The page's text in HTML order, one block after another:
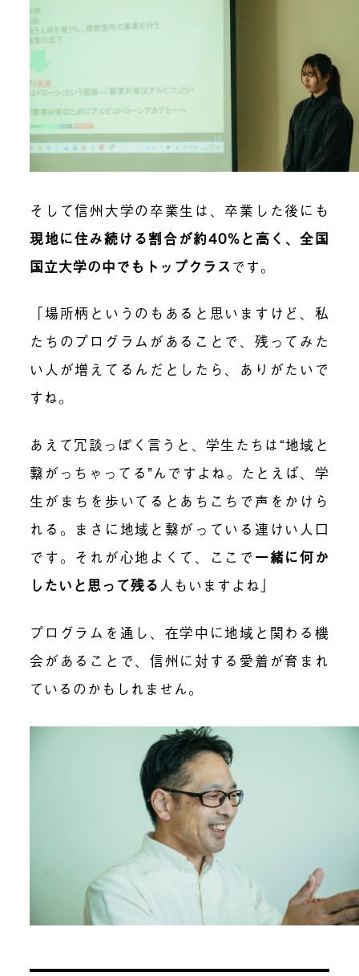
そして信州大学の卒業生は、卒業した後にも
現地に住み続ける割合が約40%と高く、全国
国立大学の中でもトップクラス です。
「場所柄というのもあると思いますけど、私
たちのプログラムがあることで、残ってみた
い人が増えてるんだとしたら、ありがたいで
すね。
あえて冗談っぽく言うと、学生たちは“地域と
繋がっちゃってる”んですよね。たとえば、学
生がまちを歩いてるとあちこちで声をかけら
れる。まさに地域と繋がっている連けい人口
です。それが心地よくて、ここで 一緒に何か
したいと思って残る人もいますよね」
プログラムを通し、在学中に地域と関わる機
会があることで、信州に対する愛着が育まれ
ているのかもしれません。